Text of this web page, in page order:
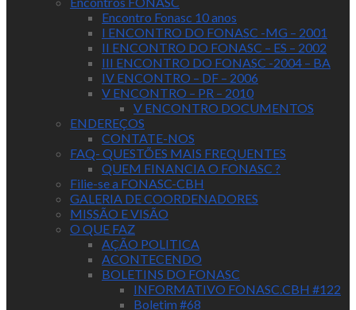
Encontro Fonasc 10 anos
I ENCONTRO DO FONASC -MG – 2001
II ENCONTRO DO FONASC – ES – 2002
III ENCONTRO DO FONASC -2004 – BA
IV ENCONTRO – DF – 2006
V ENCONTRO – PR – 2010
V ENCONTRO DOCUMENTOS
ENDEREÇOS
CONTATE-NOS
FAQ- QUESTÕES MAIS FREQUENTES
QUEM FINANCIA O FONASC ?
Filie-se a FONASC-CBH
GALERIA DE COORDENADORES
MISSÃO E VISÃO
O QUE FAZ
AÇÃO POLITICA
ACONTECENDO
BOLETINS DO FONASC
INFORMATIVO FONASC.CBH #122
Boletim #68